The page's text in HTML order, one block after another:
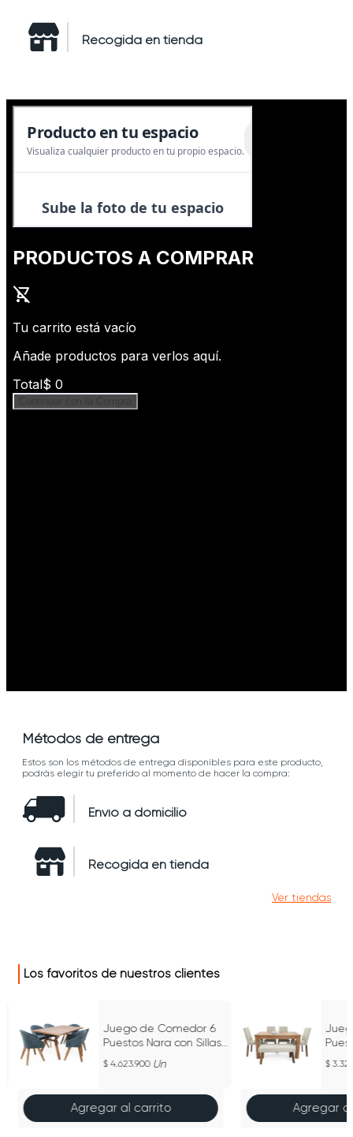
Recogida en tienda
Métodos de entrega
Estos son los métodos de entrega disponibles para este producto,
podrás elegir tu preferido al momento de hacer la compra:
Envío a domicilio
Recogida en tienda
Ver tiendas
Los favoritos de nuestros clientes
Juego de Comedor 6
Puestos Nara con Sillas
Noto en Tela
4.623.900 Un
Agregar al carrito
Tela
Agregar